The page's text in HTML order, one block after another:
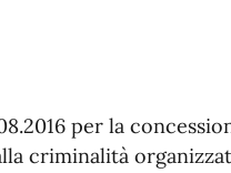
per la
criminalità